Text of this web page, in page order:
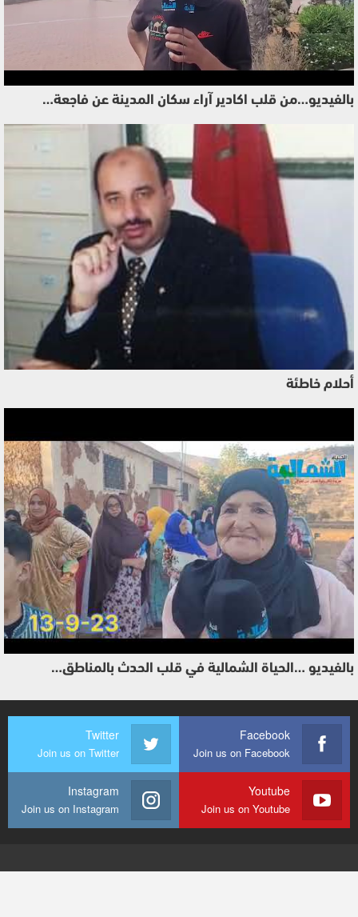
بالفيديو…من قلب اكادير آراء سكان المدينة عن فاجعة…
أحلام خاطئة
بالفيديو …الحياة الشمالية في قلب الحدث بالمناطق…
Facebook
Join us on Facebook
Twitter
Join us on Twitter
Youtube
Join us on Youtube
Instagram
Join us on Instagram
© 2026 - الحياة الشمالية. جميع الحقوق محفوظة.